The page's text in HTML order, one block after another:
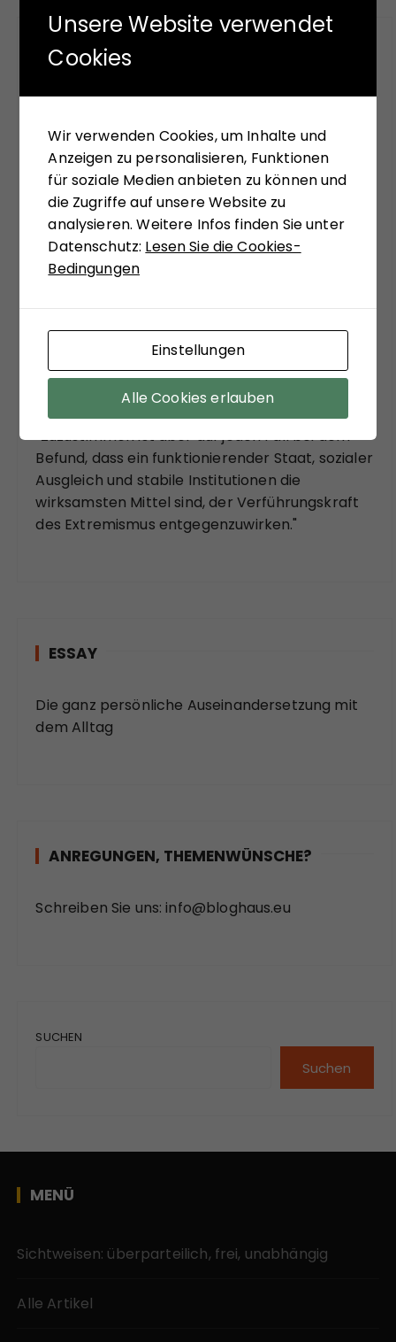
FÜR SIE GELESEN
Abstieg der Linken" versucht Hans-Jürgen Arlt
die hochaktuelle Frage zu beantworten,
weshalb in modernen Ländern faschistische
Krisenlösungen so viel Anziehungskraft haben.
Die Analysen des Buches sollen einer Einladung
sein, bekannte Diskurslinien zu verlassen, sich,
systemtheoretisch inspiriert, zu ungewohnten
Sichtweisen anregen zu lassen. Matthias
Schulze-Böing schreibt in seinem Buch-Tipp
von einem "kühnem Entwurf eines
gesellschaftstheoretisch fundierten Konzepts
zu einem neuen Verständnis des politischen
Extremismus." Sein Fazit versöhnt mit viel
soziologischer Theorie der Moderne:
"Zuzustimmen ist aber auf jeden Fall bei dem
Befund, dass ein funktionierender Staat, sozialer
Ausgleich und stabile Institutionen die
wirksamsten Mittel sind, der Verführungskraft
des Extremismus entgegenzuwirken."
ESSAY
Die ganz persönliche Auseinandersetzung mit
dem Alltag
ANREGUNGEN, THEMENWÜNSCHE?
Schreiben Sie uns: info@bloghaus.eu
SUCHEN
Suchen
MENÜ
Sichtweisen: überparteilich, frei, unabhängig
Alle Artikel
Unsere Website verwendet
Cookies
Wir verwenden Cookies, um Inhalte und
Anzeigen zu personalisieren, Funktionen
für soziale Medien anbieten zu können und
die Zugriffe auf unsere Website zu
analysieren. Weitere Infos finden Sie unter
Datenschutz: Lesen Sie die Cookies-
Bedingungen
Einstellungen
Alle Cookies erlauben